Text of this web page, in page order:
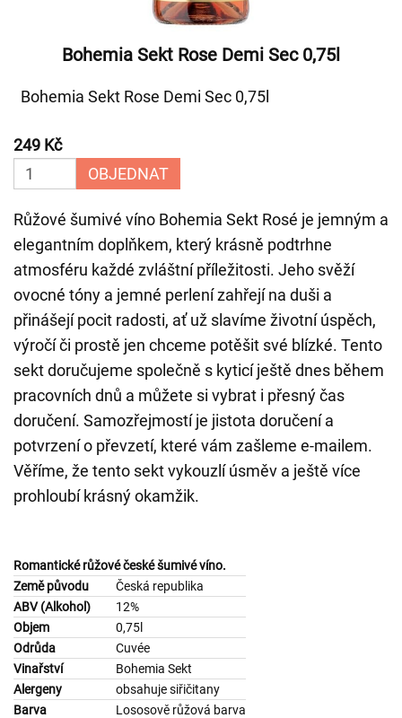
Bohemia Sekt Rose Demi Sec 0,75l
Bohemia Sekt Rose Demi Sec 0,75l
249 Kč
OBJEDNAT
Růžové šumivé víno Bohemia Sekt Rosé je jemným a
elegantním doplňkem, který krásně podtrhne
atmosféru každé zvláštní příležitosti. Jeho svěží
ovocné tóny a jemné perlení zahřejí na duši a
přinášejí pocit radosti, ať už slavíme životní úspěch,
výročí či prostě jen chceme potěšit své blízké. Tento
sekt doručujeme společně s kyticí ještě dnes během
pracovních dnů a můžete si vybrat i přesný čas
doručení. Samozřejmostí je jistota doručení a
potvrzení o převzetí, které vám zašleme e-mailem.
Věříme, že tento sekt vykouzlí úsměv a ještě více
prohloubí krásný okamžik.
Romantické růžové české šumivé víno.
Země původu Česká republika
ABV (Alkohol)
12%
Objem
0,75l
Odrůda
Cuvée
Vinařství
Bohemia Sekt
Alergeny
obsahuje siřičitany
Barva
Lososově růžová barva